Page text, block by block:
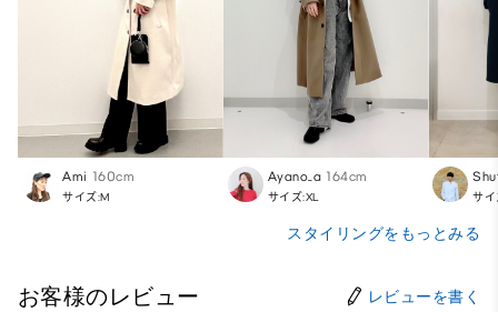
Ami 160cm
サイズ:M
Ayano_a 164cm
サイズ:XL サ
スタイリングをもっとみる
お客様のレビュー レビューを書く